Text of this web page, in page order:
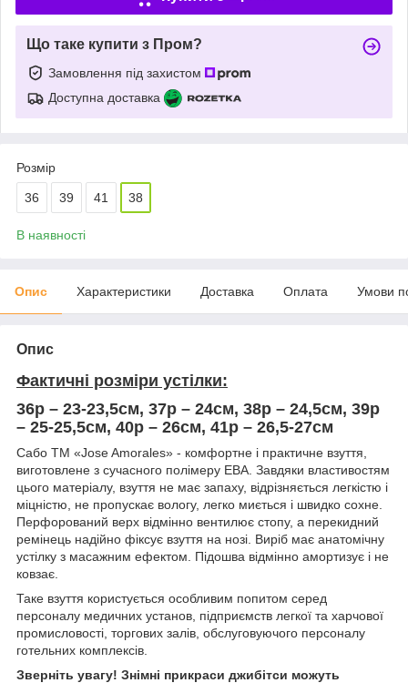
Що таке купити з Пром?
Замовлення під захистом
Доступна доставка
Розмір
36 39 41 38
В наявності
Опис Характеристики Доставка Оплата Умови
Опис
Фактичні розміри устілки:
36р – 23-23,5см, 37р – 24см, 38р – 24,5см, 39р
– 25-25,5см, 40р – 26см, 41р – 26,5-27см
Сабо TM «Jose Amorales» - комфортне і практичне взуття,
виготовлене з сучасного полімеру ЕВА. Завдяки властивостям
цього матеріалу, взуття не має запаху, відрізняється легкістю і
міцністю, не пропускає вологу, легко миється і швидко сохне.
Перфорований верх відмінно вентилює стопу, а перекидний
ремінець надійно фіксує взуття на нозі. Виріб має анатомічну
устілку з масажним ефектом. Підошва відмінно амортизує і не
ковзає.
Таке взуття користується особливим попитом серед
персоналу медичних установ, підприємств легкої та харчової
промисловості, торгових залів, обслуговуючого персоналу
готельних комплексів.
Зверніть увагу! Знімні прикраси джибітси можуть